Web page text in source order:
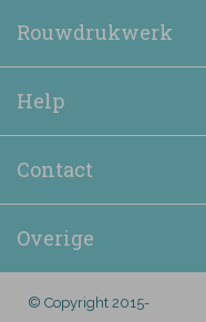
Rouwdrukwerk
Help
Contact
Overige
© Copyright 2015-